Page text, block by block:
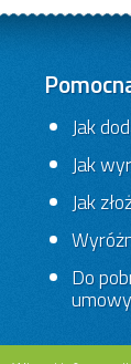
Jak
Jak
Jak
Do
umowy